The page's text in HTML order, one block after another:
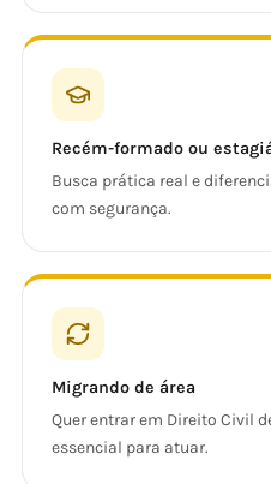
Recém-formado ou
Busca prática real e
com segurança.
Migrando de área
Quer entrar em Direito Civil
essencial para atuar.